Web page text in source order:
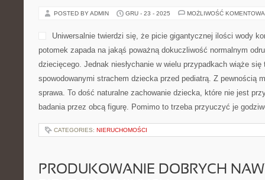
POSTED BY ADMIN GRU - 23 - 2025 MOŻLIWOŚĆ
Uniwersalnie twierdzi się, że picie gigantycznej ilości wody
potomek zapada na jakąś poważną dokuczliwość normalnym
dziecięcego. Jednak niesłychanie w wielu przypadkach wiąże
spowodowanymi strachem dziecka przed pediatrą. Z pewnością
sprawa. To dość naturalne zachowanie dziecka, które nie jest
badania przez obcą figurę. Pomimo to trzeba przyuczyć je
CATEGORIES: NIERUCHOMOŚCI
PRODUKOWANIE DOBRYCH